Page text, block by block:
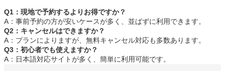
Q1：現地で予約するよりお得ですか？
A：事前予約の方が安いケースが多く、並ばずに利用できます。
Q2：キャンセルはできますか？
A：プランによりますが、無料キャンセル対応も多数あります。
Q3：初心者でも使えますか？
A：日本語対応サイトが多く、簡単に利用可能です。